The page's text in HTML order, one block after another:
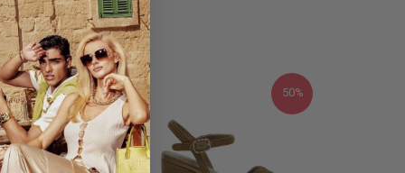
105,00 €
50% 50%